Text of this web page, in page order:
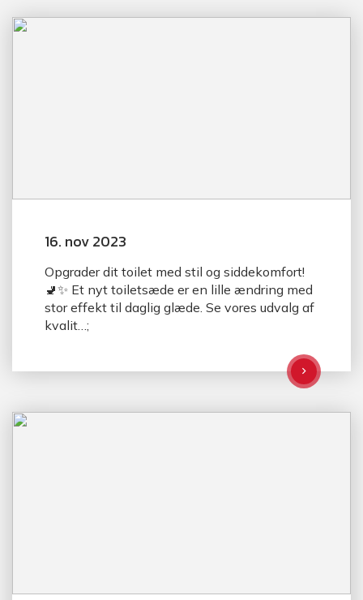
16. nov 2023
Opgrader dit toilet med stil og siddekomfort!
🚽✨ Et nyt toiletsæde er en lille ændring med
stor effekt til daglig glæde. Se vores udvalg af
kvalit…;